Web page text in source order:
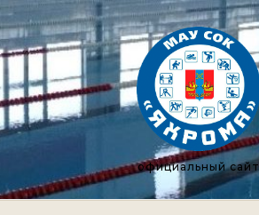
Перейти к содержимому
официальный сайт